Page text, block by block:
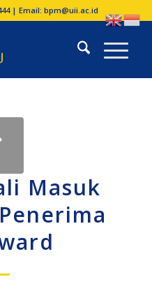
| Email:bpm@uii.ac.id
Masuk